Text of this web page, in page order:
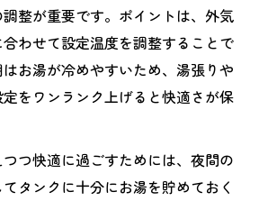
整が重要です。ポイントは、外気
わせて設定温度を調整することで
お湯が冷めやすいため、湯張りや
をワンランク上げると快適さが保
つ快適に過ごすためには、夜間の
タンクに十分にお湯を貯めておく